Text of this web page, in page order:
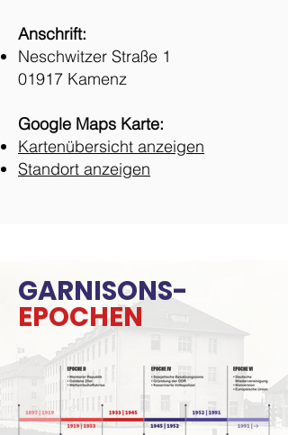
Anschrift:
Neschwitzer Straße 1
01917 Kamenz
Google Maps Karte:
Kartenübersicht anzeigen
Standort anzeigen
GARNISONS-
EPOCHEN